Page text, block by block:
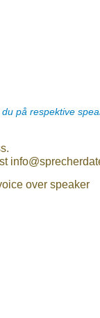
på respektive
over speaker